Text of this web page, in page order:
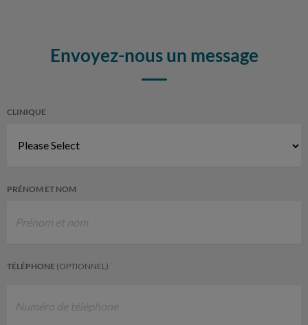
Envoyez-nous un message
CLINIQUE
PRÉNOM ET NOM
TÉLÉPHONE (OPTIONNEL)